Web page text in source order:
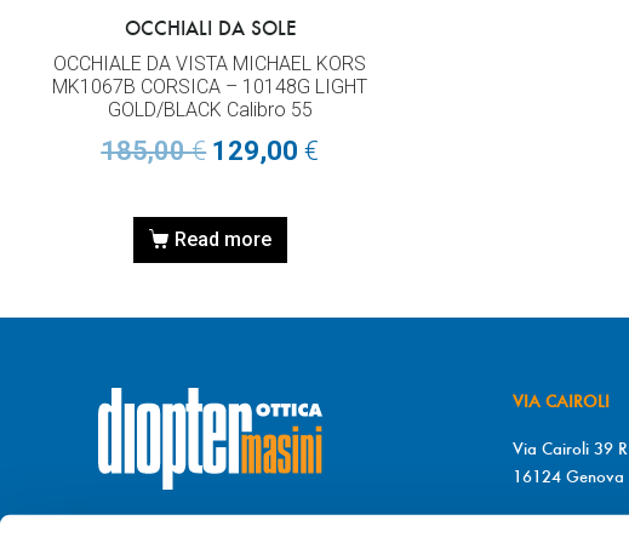
OCCHIALI DA SOLE
OCCHIALE DA VISTA MICHAEL KORS
MK1067B CORSICA – 10148G LIGHT
GOLD/BLACK Calibro 55
185,00€ 129,00€
Read more
VIA CAIROLI
Via Cairoli 39 R
16124 Genova